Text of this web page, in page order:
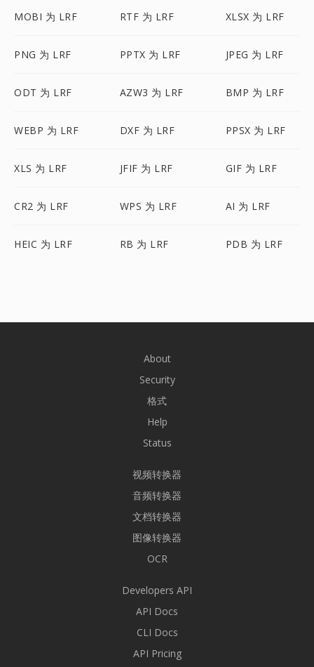
MOBI 为 LRF RTF 为 LRF XLSX 为 LRF
PNG 为 LRF PPTX 为 LRF JPEG 为 LRF
ODT 为 LRF AZW3 为 LRF BMP 为 LRF
WEBP 为 LRF DXF 为 LRF PPSX 为 LRF
XLS 为 LRF JFIF 为 LRF GIF 为 LRF
CR2 为 LRF WPS 为 LRF AI 为 LRF
HEIC 为 LRF RB 为 LRF PDB 为 LRF
About
Security
格式
Help
Status
视频转换器
音频转换器
文档转换器
图像转换器
OCR
Developers API
API Docs
CLI Docs
API Pricing